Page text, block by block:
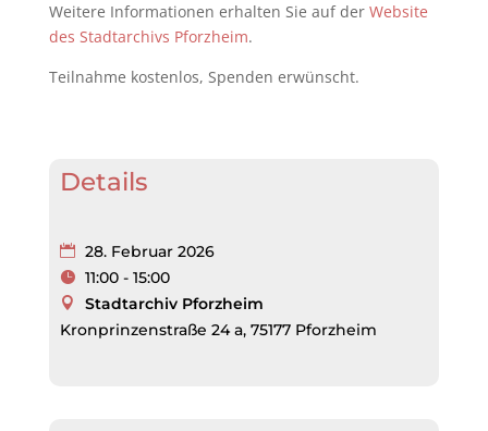
Weitere Informationen erhalten Sie auf der Website
des Stadtarchivs Pforzheim.
Teilnahme kostenlos, Spenden erwünscht.
Details
28. Februar 2026
11:00 - 15:00
Stadtarchiv Pforzheim
Kronprinzenstraße 24 a, 75177 Pforzheim